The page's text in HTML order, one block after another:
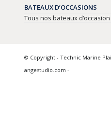
BATEAUX D’OCCASIONS
Tous nos bateaux d’occasion
© Copyright - Technic Marine
angestudio.com -